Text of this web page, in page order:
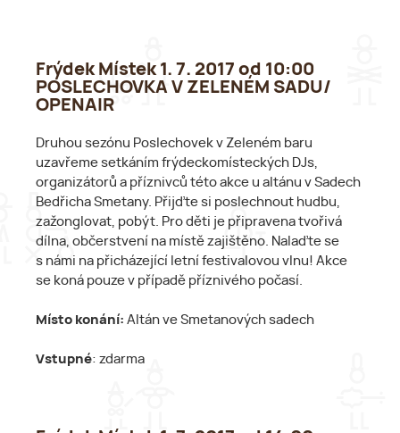
Frýdek Místek 1. 7. 2017 od 10:00
POSLECHOVKA V ZELENÉM SADU/
OPENAIR
Druhou sezónu Poslechovek v Zeleném baru
uzavřeme setkáním frýdeckomísteckých DJs,
organizátorů a příznivců této akce u altánu v Sadech
Bedřicha Smetany. Přijďte si poslechnout hudbu,
zažonglovat, pobýt. Pro děti je připravena tvořivá
dílna, občerstvení na místě zajištěno. Nalaďte se
s námi na přicházející letní festivalovou vlnu! Akce
se koná pouze v případě příznivého počasí.
Místo konání: Altán ve Smetanových sadech
Vstupné: zdarma